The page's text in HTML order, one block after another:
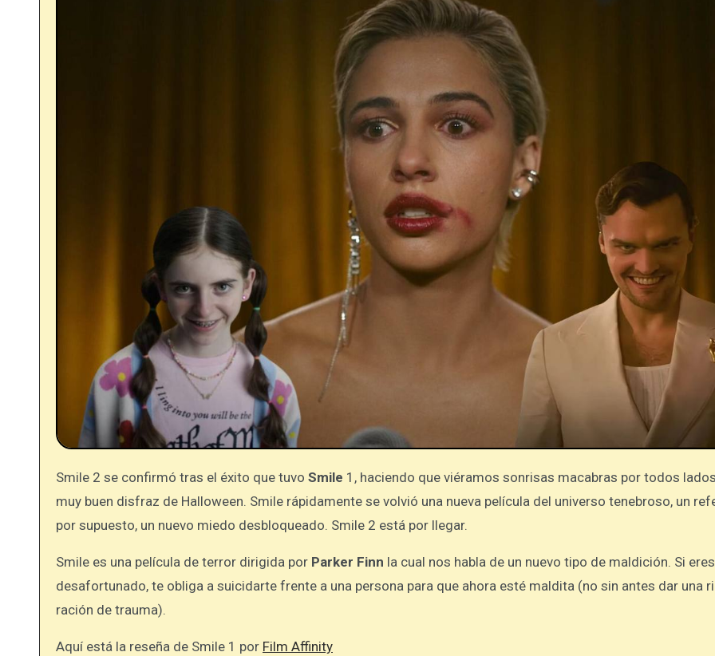
Smile 2 se confirmó tras el éxito que tuvo Smile 1, haciendo que viéramos sonrisas macabras por todos
muy buen disfraz de Halloween. Smile rápidamente se volvió una nueva película del universo tenebroso, un
por supuesto, un nuevo miedo desbloqueado. Smile 2 está por llegar.
Smile es una película de terror dirigida por Parker Finn la cual nos habla de un nuevo tipo de maldición. Si
desafortunado, te obliga a suicidarte frente a una persona para que ahora esté maldita (no sin antes dar una
ración de trauma).
Aquí está la reseña de Smile 1 por Film Affinity